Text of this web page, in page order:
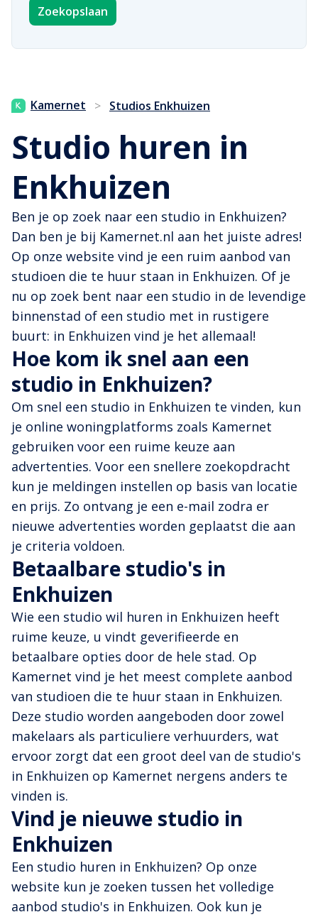
Zoekopslaan
Kamernet > Studios Enkhuizen
Studio huren in
Enkhuizen
Ben je op zoek naar een studio in Enkhuizen?
Dan ben je bij Kamernet.nl aan het juiste adres!
Op onze website vind je een ruim aanbod van
studioen die te huur staan in Enkhuizen. Of je
nu op zoek bent naar een studio in de levendige
binnenstad of een studio met in rustigere
buurt: in Enkhuizen vind je het allemaal!
Hoe kom ik snel aan een
studio in Enkhuizen?
Om snel een studio in Enkhuizen te vinden, kun
je online woningplatforms zoals Kamernet
gebruiken voor een ruime keuze aan
advertenties. Voor een snellere zoekopdracht
kun je meldingen instellen op basis van locatie
en prijs. Zo ontvang je een e-mail zodra er
nieuwe advertenties worden geplaatst die aan
je criteria voldoen.
Betaalbare studio's in
Enkhuizen
Wie een studio wil huren in Enkhuizen heeft
ruime keuze, u vindt geverifieerde en
betaalbare opties door de hele stad. Op
Kamernet vind je het meest complete aanbod
van studioen die te huur staan in Enkhuizen.
Deze studio worden aangeboden door zowel
makelaars als particuliere verhuurders, wat
ervoor zorgt dat een groot deel van de studio's
in Enkhuizen op Kamernet nergens anders te
vinden is.
Vind je nieuwe studio in
Enkhuizen
Een studio huren in Enkhuizen? Op onze
website kun je zoeken tussen het volledige
aanbod studio's in Enkhuizen. Ook kun je